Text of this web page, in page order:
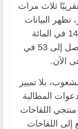
ثلاث مرات
للتقرير، تظهر البيانات
المحدثة أن الدول الغنية، التي تمثل 14 في المائة
فقط من سكان العالم، اشترت ما يصل إلى 53 في
الآن.
بلا تمييز
المطالبة
منتجي اللقاحات
إلى اللقاحات